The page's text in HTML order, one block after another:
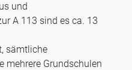
und
A 113 sind es ca. 13
sämtliche
mehrere Grundschulen